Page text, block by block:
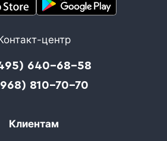
центр
640-68-58
810-70-70
Клиентам